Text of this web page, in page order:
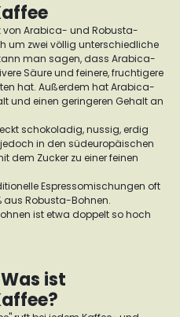
von Arabica- und Robusta-
um zwei völlig unterschiedliche
man sagen, dass Arabica-
Säure und feinere, fruchtigere
hat. Außerdem hat Arabica-
und einen geringeren Gehalt an
schokoladig, nussig, erdig
in den südeuropäischen
dem Zucker zu einer feinen
Espressomischungen oft
aus Robusta-Bohnen.
ist etwa doppelt so hoch
ist